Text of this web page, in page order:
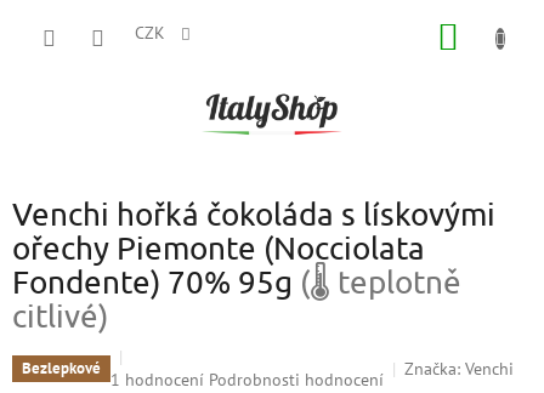
CZK
Venchi hořká čokoláda s lískovými
ořechy Piemonte (Nocciolata
Fondente) 70% 95g (🌡 teplotně
citlivé)
Bezlepkové Průměrné
1 hodnocení Podrobnosti hodnocení
Značka: Venchi